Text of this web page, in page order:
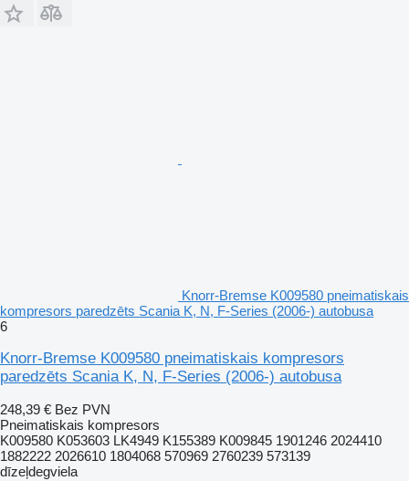
Knorr-Bremse K009580 pneimatiskais
kompresors paredzēts Scania K, N, F-Series (2006-) autobusa
6
Knorr-Bremse K009580 pneimatiskais kompresors
paredzēts Scania K, N, F-Series (2006-) autobusa
248,39 € Bez PVN
Pneimatiskais kompresors
K009580 K053603 LK4949 K155389 K009845 1901246 2024410
1882222 2026610 1804068 570969 2760239 573139
dīzeļdegviela